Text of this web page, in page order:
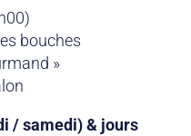
bouches
»
/ samedi) & jours